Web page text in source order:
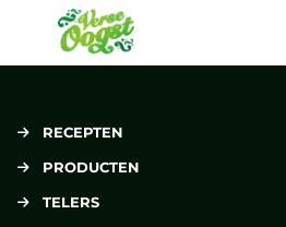
Verse Oogst
RECEPTEN
PRODUCTEN
TELERS